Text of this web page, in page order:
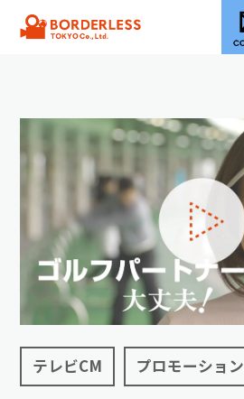
テレビCM プロモーション